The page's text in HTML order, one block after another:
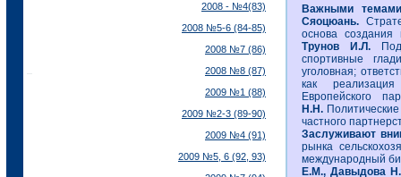
2008 - №4(83)
2008 №5-6 (84-85)
2008 №7 (86)
2008 №8 (87)
2009 №1 (88)
2009 №2-3 (89-90)
2009 №4 (91)
2009 №5, 6 (92, 93)
Важными
Сяоцюань.
основа создания
Трунов И.Л.
спортивные
уголовная;
как
Европейского
Н.Н.
частного
Заслуживают
рынка
международный
Е.М., Давыдова